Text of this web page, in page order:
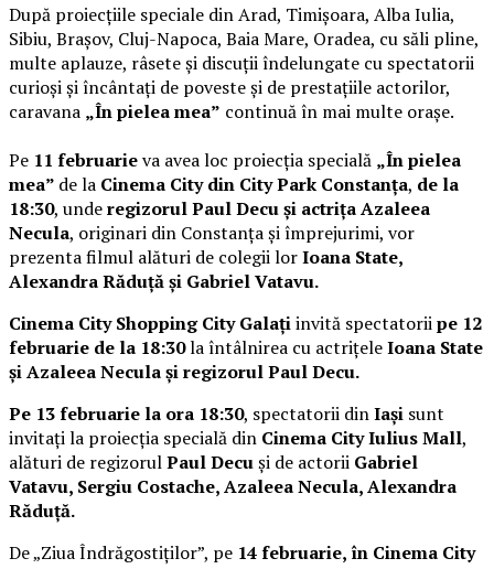
După proiecțiile speciale din Arad, Timișoara, Alba Iulia,
Sibiu, Brașov, Cluj-Napoca, Baia Mare, Oradea, cu săli pline,
multe aplauze, râsete și discuții îndelungate cu spectatorii
curioși și încântați de poveste și de prestațiile actorilor,
caravana „În pielea mea” continuă în mai multe orașe.
Pe 11 februarieva avea loc proiecția specială „În pielea
mea” de la Cinema City din City Park Constanța, de la
18:30, underegizorul Paul Decu și actrița Azaleea
Necula, originari din Constanța și împrejurimi, vor
prezenta filmul alături de colegii lorIoana State,
Alexandra Răduță și Gabriel Vatavu.
Cinema City Shopping City Galațiinvită spectatoriipe 12
februarie de la 18:30la întâlnirea cu actrițeleIoana State
și Azaleea Necula și regizorul Paul Decu.
Pe 13 februarie la ora 18:30, spectatorii dinIași sunt
invitați la proiecția specială din Cinema City Iulius Mall,
alături de regizorulPaul Decuși de actorii Gabriel
Vatavu, Sergiu Costache, Azaleea Necula, Alexandra
Răduță.
De „Ziua Îndrăgostiților”, pe 14 februarie, în Cinema City